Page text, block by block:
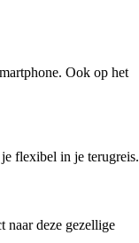
Ook op het
flexibel in je terugreis.
naar deze gezellige